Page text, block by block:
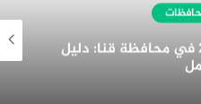
تُهنئ الرئيس السيسي
الجديدة